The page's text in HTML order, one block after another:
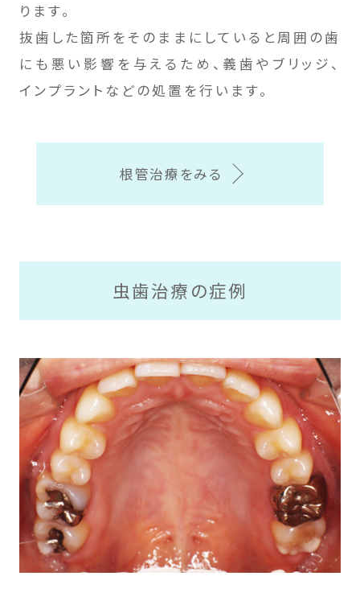
ります。
抜歯した箇所をそのままにしていると周囲の歯
にも悪い影響を与えるため、義歯やブリッジ、
インプラントなどの処置を行います。
根管治療をみる
虫歯治療の症例